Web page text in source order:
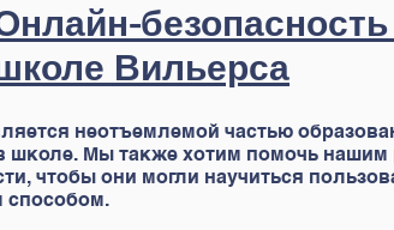
Вильерса
неотъемлемой частью
школе. Мы также хотим помочь
чтобы они могли научиться
способом.